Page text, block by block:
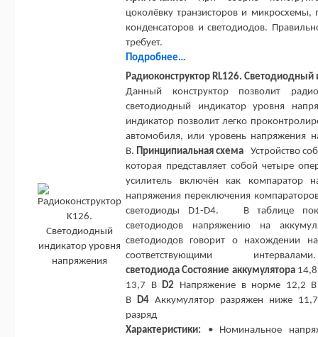
цоколёвку транзисторов и микросхемы,
конденсаторов и светодиодов.
требует.
Подробнее…
Радиоконструктор RL126.
Данный конструктор позволит
светодиодный индикатор уровня
индикатор позволит легко
автомобиля, или уровень напряжения
В.Принципиальная схема Устройство
которая представляет собой четыре
усилитель включён как компаратор
напряжения переключения
светодиоды D1-D4. В таблице
светодиодов напряжению на
светодиодов говорит о нахождении
соответствующими
светодиода Состояние аккумулятора
13,7 ВD2 Напряжение в норме 12,2
В D4 Аккумулятор разряжен ниже
разряд
Характеристики: • Номинальное